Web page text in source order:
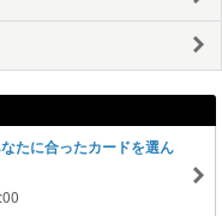
たに合ったカードを選ん